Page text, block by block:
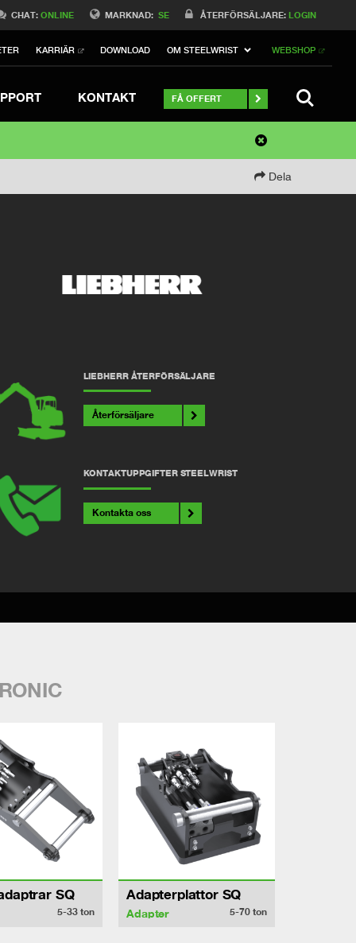
MARKNAD: SE ÅTERFÖRSÄLJARE: LOGIN
CHAT:ONLINE
KARRIÄR DOWNLOAD OM STEELWRIST WEBSHOP
KONTAKT FÅ OFFERT
Dela
LIEBHERR ÅTERFÖRSÄLJARE
Återförsäljare
KONTAKTUPPGIFTER STEELWRIST
Kontakta oss
SQ
5-33ton
Adapterplattor SQ
Adapter 5-70 ton